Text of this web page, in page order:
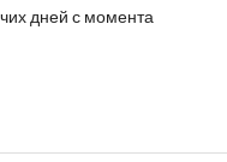
дней с момента